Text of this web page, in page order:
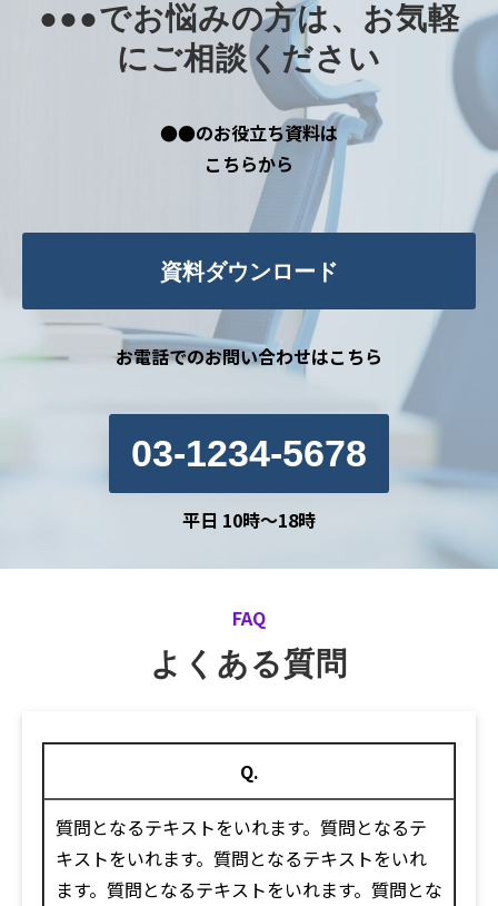
●●●でお悩みの方は、お気軽
にご相談ください
●●のお役立ち資料は
こちらから
資料ダウンロード
お電話でのお問い合わせはこちら
03-1234-5678
平日 10時～18時
FAQ
よくある質問
Q.
質問となるテキストをいれます。質問となるテ
キストをいれます。質問となるテキストをいれ
ます。質問となるテキストをいれます。質問とな